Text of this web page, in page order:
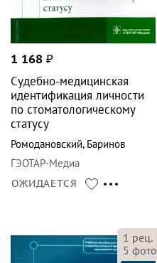
1 168 ₽
Судебно-медицинская
идентификация личности
по стоматологическому
статусу
Ромодановский, Баринов
ГЭОТАР-Медиа
ОЖИДАЕТСЯ
1 рец.
5 фото